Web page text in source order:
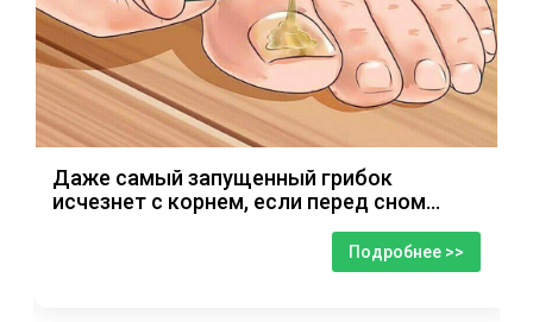
Даже самый запущенный грибок
исчезнет с корнем, если перед сном…
Подробнее >>